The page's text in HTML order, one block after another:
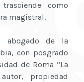
como
magistral.
abogado de la
con posgrado
de Roma “La
propiedad